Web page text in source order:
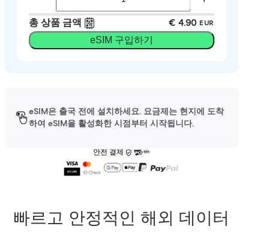
총 상품 금액 € 4.90 EUR
eSIM 구입하기
eSIM은 출국 전에 설치하세요. 요금제는 현지에 도착
하여 eSIM을 활성화한 시점부터 시작됩니다.
안전 결제
빠르고 안정적인 해외 데이터